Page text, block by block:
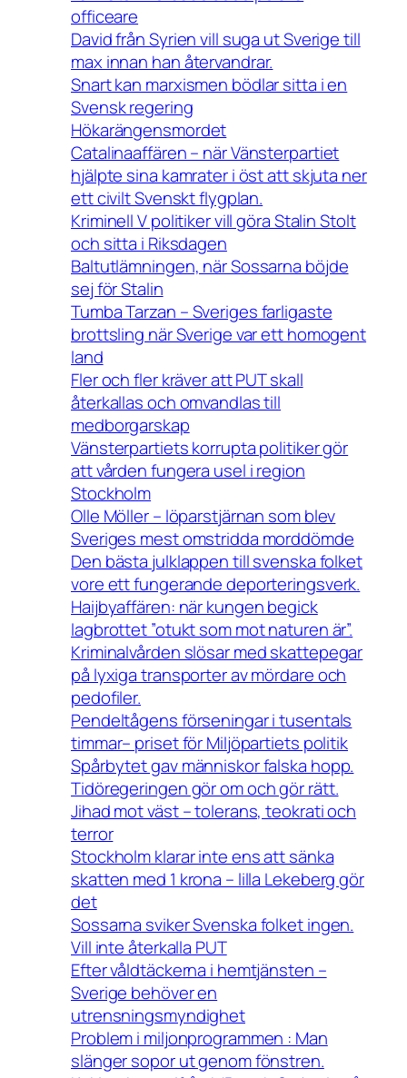
officeare
David från Syrien vill suga ut Sverige till
max innan han återvandrar.
Snart kan marxismen bödlar sitta i en
Svensk regering
Hökarängensmordet
Catalinaaffären – när Vänsterpartiet
hjälpte sina kamrater i öst att skjuta ner
ett civilt Svenskt flygplan.
Kriminell V politiker vill göra Stalin Stolt
och sitta i Riksdagen
Baltutlämningen, när Sossarna böjde
sej för Stalin
Tumba Tarzan – Sveriges farligaste
brottsling när Sverige var ett homogent
land
Fler och fler kräver att PUT skall
återkallas och omvandlas till
medborgarskap
Vänsterpartiets korrupta politiker gör
att vården fungera usel i region
Stockholm
Olle Möller – löparstjärnan som blev
Sveriges mest omstridda morddömde
Den bästa julklappen till svenska folket
vore ett fungerande deporteringsverk.
Haijbyaffären: när kungen begick
lagbrottet ”otukt som mot naturen är”.
Kriminalvården slösar med skattepegar
på lyxiga transporter av mördare och
pedofiler.
Pendeltågens förseningar i tusentals
timmar– priset för Miljöpartiets politik
Spårbytet gav människor falska hopp.
Tidöregeringen gör om och gör rätt.
Jihad mot väst – tolerans, teokrati och
terror
Stockholm klarar inte ens att sänka
skatten med 1 krona – lilla Lekeberg gör
det
Sossarna sviker Svenska folket ingen.
Vill inte återkalla PUT
Efter våldtäckerna i hemtjänsten –
Sverige behöver en
utrensningsmyndighet
Problem i miljonprogrammen : Man
slänger sopor ut genom fönstren.